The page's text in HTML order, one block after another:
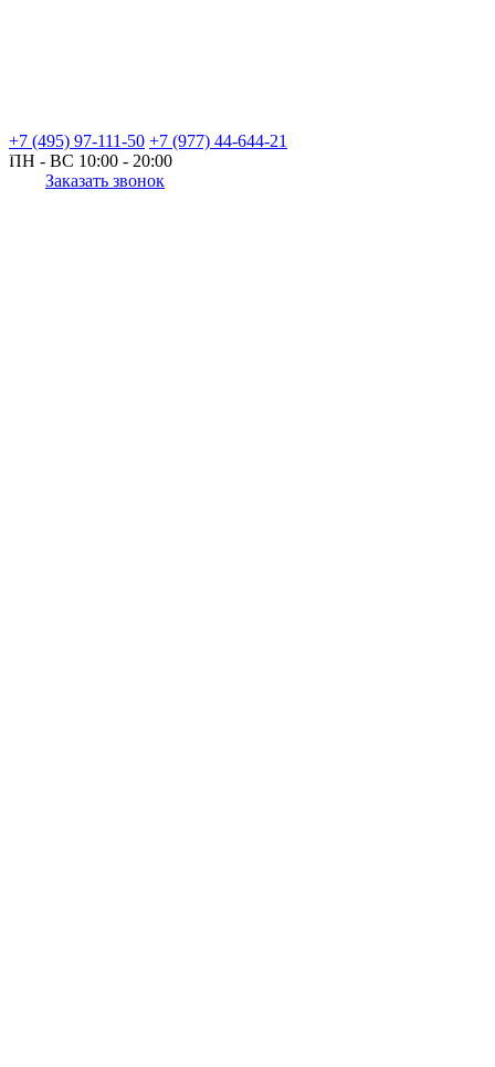
+7 (495) 97-111-50 +7 (977) 44-644-21
ПН - ВС 10:00 - 20:00
Заказать звонок